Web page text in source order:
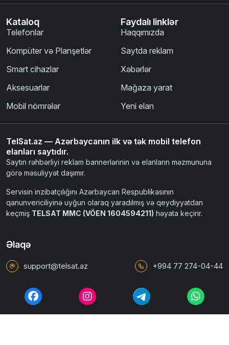
Kataloq
Telefonlar
Kompüter və Planşetlər
Smart cihazlar
Aksesuarlar
Mobil nömrələr
Faydalı linklər
Haqqımızda
Saytda reklam
Xəbərlər
Mağaza yarat
Yeni elan
TelSat.az — Azərbaycanın ilk və tək mobil telefon
elanları saytıdır.
Saytın rəhbərliyi reklam bannerlərinin və elanların məzmununa
görə məsuliyyət daşımır.
Servisin inzibatçılığını Azərbaycan Respublikasının
qanunvericiliyinə uyğun olaraq yaradılmış və qeydiyyatdan
keçmiş TELSAT MMC (VÖEN 1604594211) həyata keçirir.
Əlaqə
support@telsat.az +994 77 274-04-44